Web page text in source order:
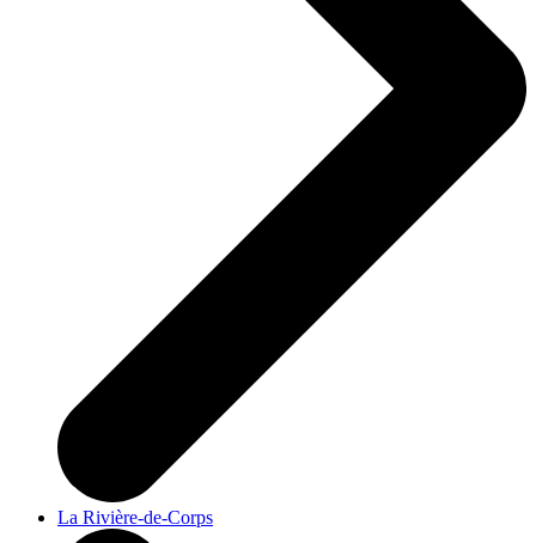
La Rivière-de-Corps